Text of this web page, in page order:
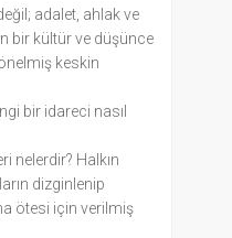
adalet, ahlak ve
bir kültür ve düşünce
keskin
bir idareci nasıl
nelerdir? Halkın
dizginlenip
ötesi için verilmiş